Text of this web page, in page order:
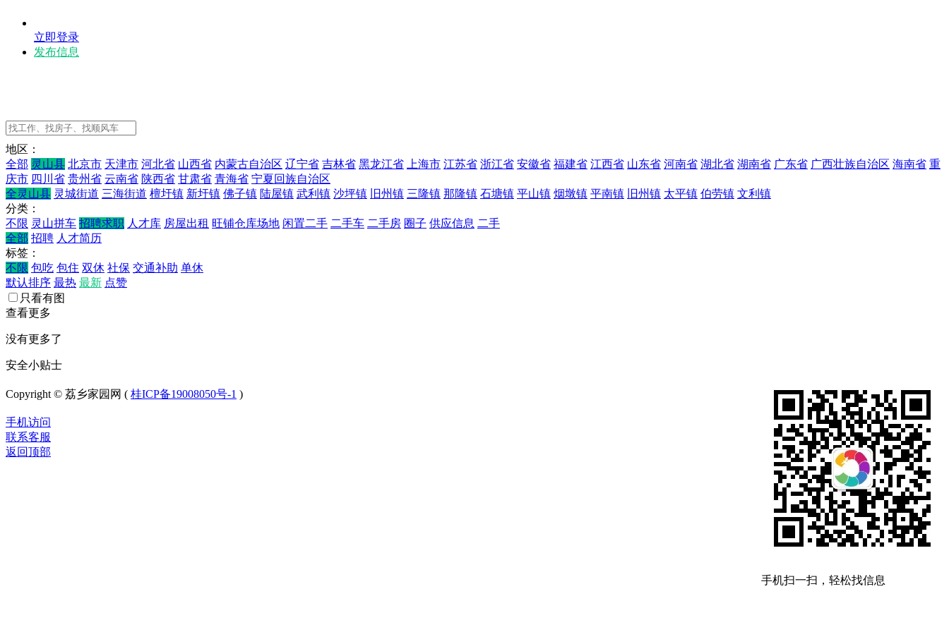
立即登录
发布信息
地区：
全部 灵山县 北京市 天津市 河北省 山西省 内蒙古自治区 辽宁省 吉林省 黑龙江省 上海市 江苏省 浙江省 安徽省 福建省 江西省 山东省 河南省 湖北省 湖南省 广东省 广西壮族自治区 海南省 重
庆市 四川省 贵州省 云南省 陕西省 甘肃省 青海省 宁夏回族自治区
全灵山县 灵城街道 三海街道 檀圩镇 新圩镇 佛子镇 陆屋镇 武利镇 沙坪镇 旧州镇 三隆镇 那隆镇 石塘镇 平山镇 烟墩镇 平南镇 旧州镇 太平镇 伯劳镇 文利镇
分类：
不限 灵山拼车 招聘求职 人才库 房屋出租 旺铺仓库场地 闲置二手 二手车 二手房 圈子 供应信息 二手
全部 招聘 人才简历
标签：
不限 包吃 包住 双休 社保 交通补助 单休
默认排序 最热 最新 点赞
只看有图
查看更多
没有更多了
安全小贴士
手机扫一扫，轻松找信息
Copyright © 荔乡家园网 ( 桂ICP备19008050号-1 )
手机访问
联系客服
返回顶部